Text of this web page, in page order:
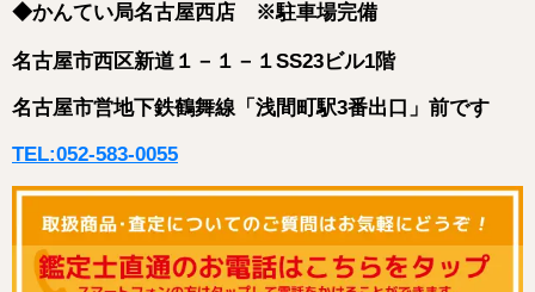
◆かんてい局名古屋西店 ※駐車場完備
名古屋市西区新道１－１－１SS23ビル1階
名古屋市営地下鉄鶴舞線「浅間町駅3番出口」前です
TEL:052-583-0055